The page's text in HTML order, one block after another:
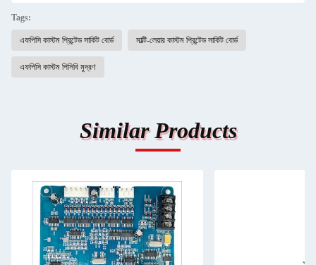
Tags:
এফপিসি কাস্টম প্রিন্টেড সার্কিট বোর্ড মাল্টি-লেয়ার কাস্টম প্রিন্টেড সার্কিট বোর্ড
এফপিসি কাস্টম পিসিবি মুদ্রণ
Similar Products